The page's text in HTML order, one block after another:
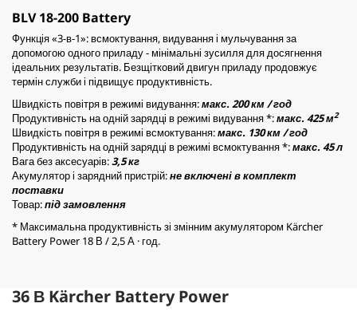
BLV 18-200 Battery
Функція «3-в-1»: всмоктування, видування і мульчування за
допомогою одного приладу - мінімальні зусилля для досягнення
ідеальних результатів. Безщітковий двигун приладу продовжує
термін служби і підвищує продуктивність.
Швидкість повітря в режимі видування:макс. 200 км / год
Продуктивність на одній зарядці в режимі видування *:макс. 425 м2
Швидкість повітря в режимі всмоктування:макс. 130 км / год
Продуктивність на одній зарядці в режимі всмоктування *:макс. 45 л
Вага без аксесуарів:3,5 кг
Акумулятор і зарядний пристрій:не включені в комплект
поставки
Товар:під замовлення
* Максимальна продуктивність зі змінним акумулятором Kärcher
Battery Power 18 В / 2,5 А · год.
36 В Kärcher Battery Power